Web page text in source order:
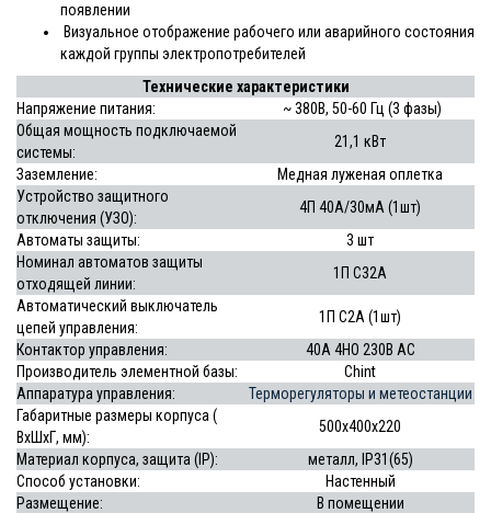
появлении
Визуальное отображение рабочего или аварийного состояния
каждой группы электропотребителей
Технические характеристики
Напряжение питания:
~ 380В, 50-60 Гц (3 фазы)
Общая мощность подключаемой
системы:
21,1 кВт
Заземление:
Медная луженая оплетка
Устройство защитного
отключения (УЗО):
4П 40А/30мА (1шт)
Автоматы защиты:
3 шт
Номинал автоматов защиты
отходящей линии:
1П С32А
Автоматический выключатель
цепей управления:
1П С2А (1шт)
Контактор управления:
40А 4НО 230В АС
Производитель элементной базы:
Chint
Аппаратура управления:
Терморегуляторы и метеостанции
Габаритные размеры корпуса (
ВхШхГ, мм):
500х400х220
Материал корпуса, защита (IP):
металл, IP31(65)
Способ установки:
Настенный
Размещение:
В помещении